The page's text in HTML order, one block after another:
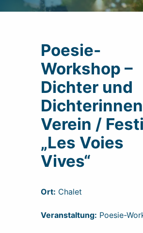
Poesie-
Workshop –
Dichter und
Verein /
„Les Voies
Vives“
Ort: Chalet
Veranstaltung: Poesie-